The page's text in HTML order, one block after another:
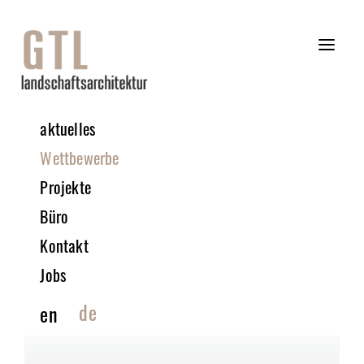
aktuelles
Wettbewerbe
Projekte
Büro
Kontakt
Jobs
en de